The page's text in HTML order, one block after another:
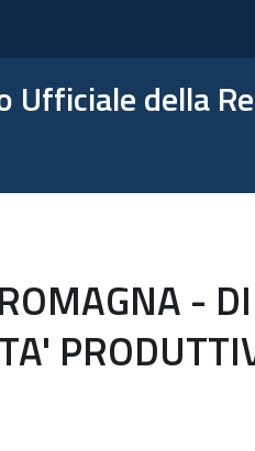
Ufficiale della
-